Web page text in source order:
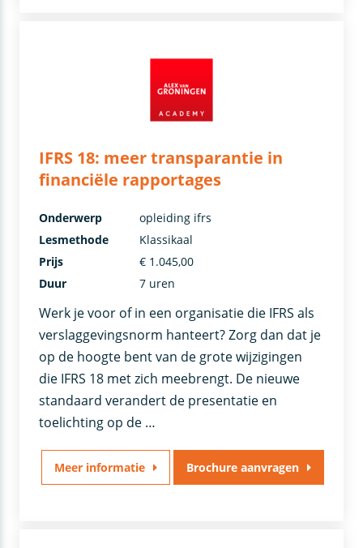
IFRS 18: meer transparantie in
financiële rapportages
Werk je voor of in een organisatie die IFRS als
verslaggevingsnorm hanteert? Zorg dan dat je
op de hoogte bent van de grote wijzigingen
die IFRS 18 met zich meebrengt. De nieuwe
standaard verandert de presentatie en
toelichting op de …
Onderwerp
opleiding ifrs
Lesmethode
Klassikaal
Prijs
€ 1.045,00
Duur
7 uren
Meer informatie Brochure aanvragen